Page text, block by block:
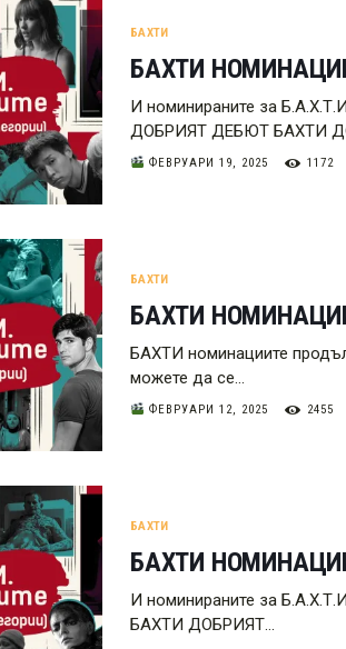
БАХТИ
БАХТИ
И номинираните за
ДОБРИЯТ ДЕБЮТ БАХТИ
ФЕВРУАРИ 19, 2025 1172
БАХТИ
БАХТИ
БАХТИ номинациите
можете да се…
ФЕВРУАРИ 12, 2025 2455
БАХТИ
БАХТИ
И номинираните за
БАХТИ ДОБРИЯТ…